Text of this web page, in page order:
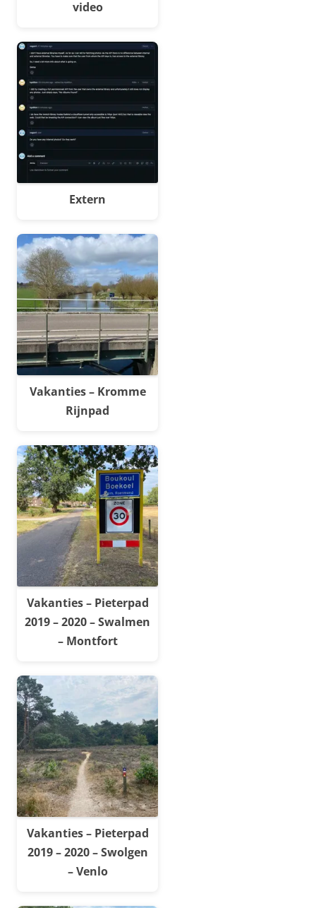
video
Extern
Vakanties – Kromme
Rijnpad
Vakanties – Pieterpad
2019 – 2020 – Swalmen
– Montfort
Vakanties – Pieterpad
2019 – 2020 – Swolgen
– Venlo